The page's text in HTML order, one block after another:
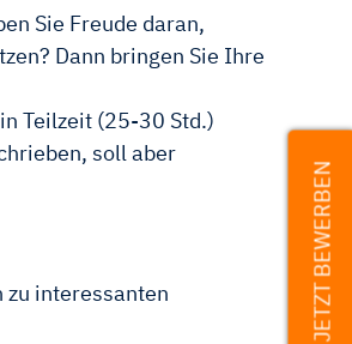
Sie Freude daran,
Dann bringen Sie Ihre
Teilzeit (25-30 Std.)
soll aber
zu interessanten
JETZT BEWERBEN